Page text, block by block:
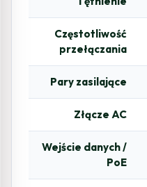
Częstotliwość
przełączania
Pary zasilające
Złącze AC
Wejście danych /
PoE